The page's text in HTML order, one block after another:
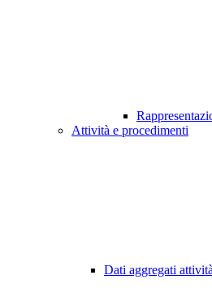
Attività e procedimenti
Dati aggregati